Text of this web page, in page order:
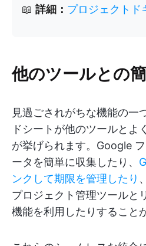
📖 詳細： プロジェクトド
他のツールとの
見過ごされがちな機能の一
ドシートが他のツールとよ
が挙げられます。Google
ータを簡単に収集したり、
ンクして期限を管理したり
プロジェクト管理ツールと
機能を利用したりすること